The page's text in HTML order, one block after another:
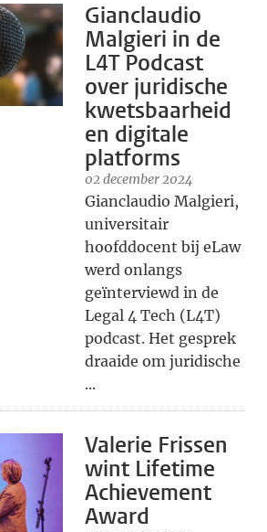
Gianclaudio
Malgieri in de
L4T Podcast
over juridische
kwetsbaarheid
en digitale
platforms
02 december 2024
Gianclaudio Malgieri,
universitair
hoofddocent bij eLaw
werd onlangs
geïnterviewd in de
Legal 4 Tech (L4T)
podcast. Het gesprek
draaide om juridische
...
Valerie Frissen
wint Lifetime
Achievement
Award